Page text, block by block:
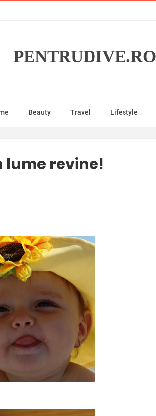
PENTRUDIVE.RO
Beauty Travel Lifestyle
lume revine!